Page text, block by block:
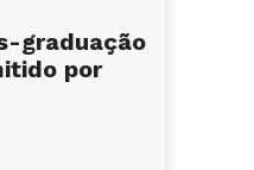
graduação
por